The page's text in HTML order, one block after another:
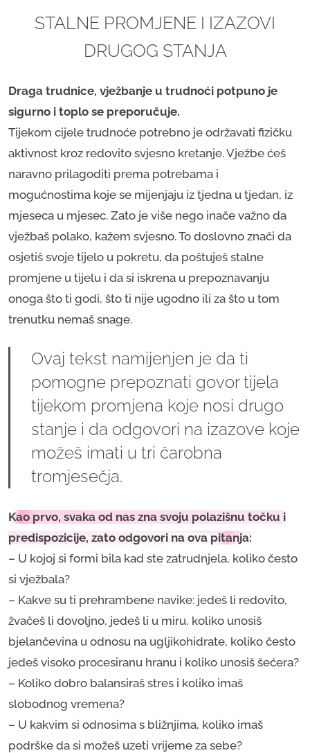
STALNE PROMJENE I IZAZOVI
DRUGOG STANJA
Draga trudnice, vježbanje u trudnoći potpuno je
sigurno i toplo se preporučuje.
Tijekom cijele trudnoće potrebno je održavati fizičku
aktivnost kroz redovito svjesno kretanje. Vježbe ćeš
naravno prilagoditi prema potrebama i
mogućnostima koje se mijenjaju iz tjedna u tjedan, iz
mjeseca u mjesec. Zato je više nego inače važno da
vježbaš polako, kažem svjesno. To doslovno znači da
osjetiš svoje tijelo u pokretu, da poštuješ stalne
promjene u tijelu i da si iskrena u prepoznavanju
onoga što ti godi, što ti nije ugodno ili za što u tom
trenutku nemaš snage.
Ovaj tekst namijenjen je da ti
pomogne prepoznati govor tijela
tijekom promjena koje nosi drugo
stanje i da odgovori na izazove koje
možeš imati u tri čarobna
tromjesečja.
Kao prvo, svaka od nas zna svoju polazišnu točku i
predispozicije, zato odgovori na ova pitanja:
– U kojoj si formi bila kad ste zatrudnjela, koliko često
si vježbala?
– Kakve su ti prehrambene navike: jedeš li redovito,
žvačeš li dovoljno, jedeš li u miru, koliko unosiš
bjelančevina u odnosu na ugljikohidrate, koliko često
jedeš visoko procesiranu hranu i koliko unosiš šećera?
– Koliko dobro balansiraš stres i koliko imaš
slobodnog vremena?
– U kakvim si odnosima s bližnjima, koliko imaš
podrške da si možeš uzeti vrijeme za sebe?